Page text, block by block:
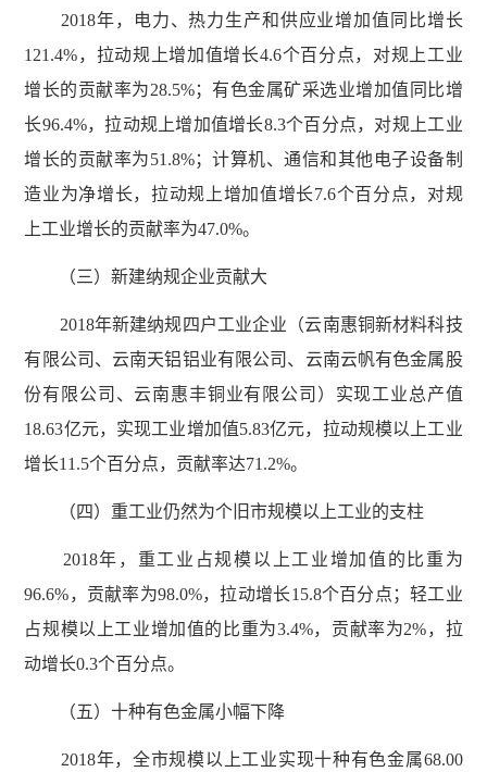
2018年，电力、热力生产和供应业增加值同比增长
121.4%，拉动规上增加值增长4.6个百分点，对规上工业
增长的贡献率为28.5%；有色金属矿采选业增加值同比增
长96.4%，拉动规上增加值增长8.3个百分点，对规上工业
增长的贡献率为51.8%；计算机、通信和其他电子设备制
造业为净增长，拉动规上增加值增长7.6个百分点，对规
上工业增长的贡献率为47.0%。
（三）新建纳规企业贡献大
2018年新建纳规四户工业企业（云南惠铜新材料科技
有限公司、云南天铝铝业有限公司、云南云帆有色金属股
份有限公司、云南惠丰铜业有限公司）实现工业总产值
18.63亿元，实现工业增加值5.83亿元，拉动规模以上工业
增长11.5个百分点，贡献率达71.2%。
（四）重工业仍然为个旧市规模以上工业的支柱
2018年，重工业占规模以上工业增加值的比重为
96.6%，贡献率为98.0%，拉动增长15.8个百分点；轻工业
占规模以上工业增加值的比重为3.4%，贡献率为2%，拉
动增长0.3个百分点。
（五）十种有色金属小幅下降
2018年，全市规模以上工业实现十种有色金属68.00